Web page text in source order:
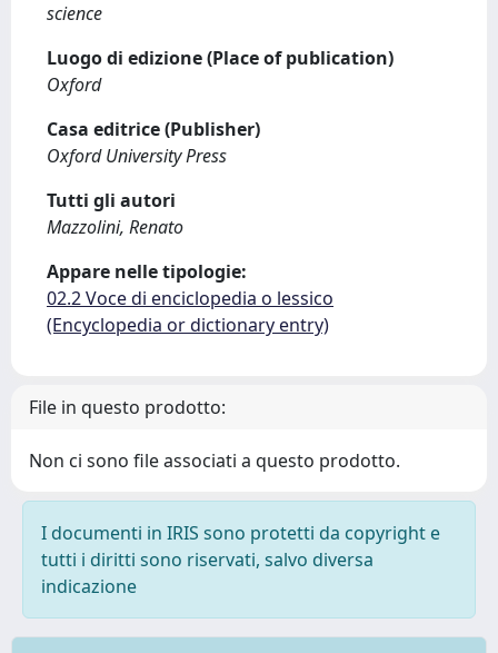
science
Luogo di edizione (Place of publication)
Oxford
Casa editrice (Publisher)
Oxford University Press
Tutti gli autori
Mazzolini, Renato
Appare nelle tipologie:
02.2 Voce di enciclopedia o lessico
(Encyclopedia or dictionary entry)
File in questo prodotto:
Non ci sono file associati a questo prodotto.
I documenti in IRIS sono protetti da copyright e
tutti i diritti sono riservati, salvo diversa
indicazione